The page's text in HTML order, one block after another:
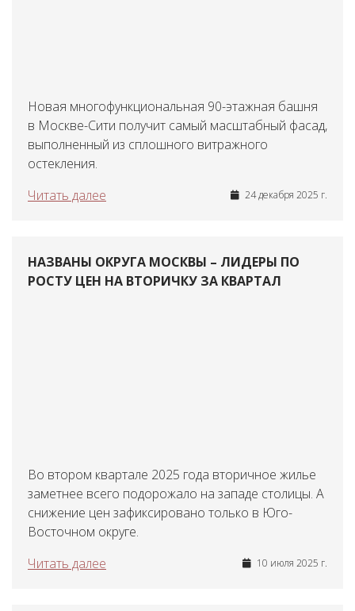
Новая многофункциональная 90-этажная башня
в Москве-Сити получит самый масштабный фасад,
выполненный из сплошного витражного
остекления.
Читать далее
24 декабря 2025 г.
НАЗВАНЫ ОКРУГА МОСКВЫ – ЛИДЕРЫ ПО
РОСТУ ЦЕН НА ВТОРИЧКУ ЗА КВАРТАЛ
Во втором квартале 2025 года вторичное жилье
заметнее всего подорожало на западе столицы. А
снижение цен зафиксировано только в Юго-
Восточном округе.
Читать далее
10 июля 2025 г.